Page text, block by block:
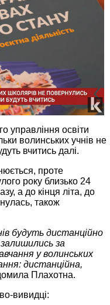
управління освіти
волинських учнів не
вчитись далі.
проте
року близько 24
а до кінця літа, до
також
будуть дистанційно
за
у волинських
дистанційна,
Плахотна.